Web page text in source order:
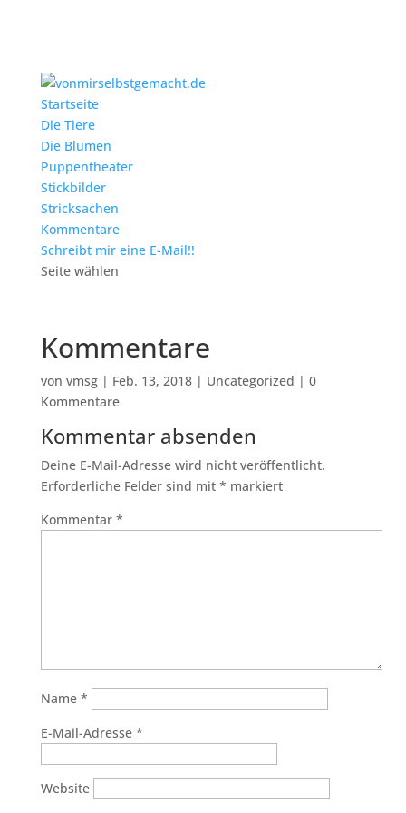
Startseite
Die Tiere
Die Blumen
Puppentheater
Stickbilder
Stricksachen
Kommentare
Schreibt mir eine E-Mail!!
Seite wählen
Kommentare
von vmsg| Feb. 13, 2018| Uncategorized | 0
Kommentare
Kommentar absenden
Deine E-Mail-Adresse wird nicht veröffentlicht.
Erforderliche Felder sind mit * markiert
Kommentar *
Name *
E-Mail-Adresse *
Website